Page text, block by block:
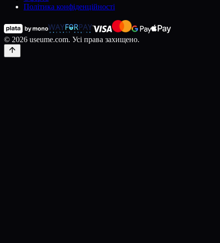
Політика конфіденційності
© 2026 useume.com. Усі права захищено.